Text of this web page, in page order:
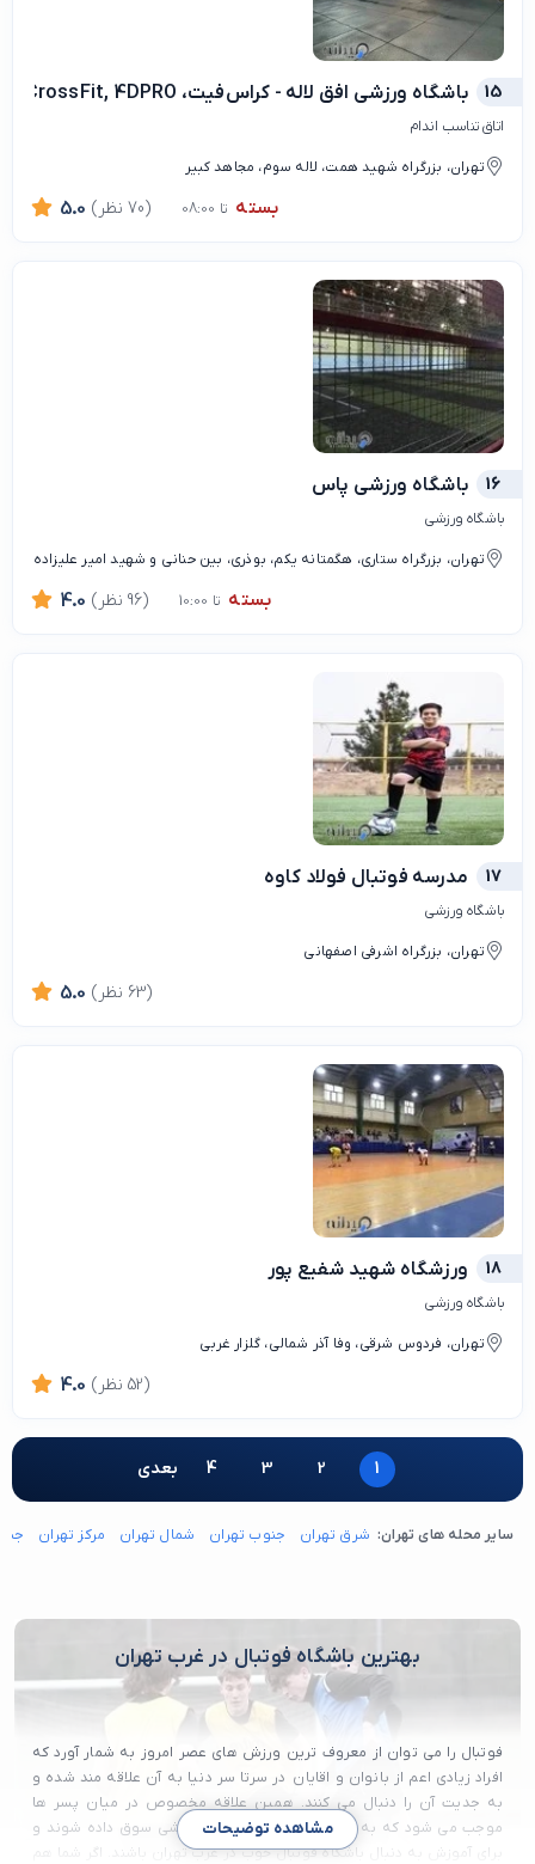
15 باشگاه ورزشی افق لاله - کراس‌فیت، TRX, CrossFit, 4DPRO
اتاق تناسب اندام
تهران، بزرگراه شهید همت، لاله سوم، مجاهد کبیر
بسته تا 08:00 5.0 (70 نظر)
16 باشگاه ورزشی پاس
باشگاه ورزشی
تهران، بزرگراه ستاری، هگمتانه یکم، بوذری، بین حنانی و شهید امیر علیزاده
بسته تا 10:00 4.0 (96 نظر)
17 مدرسه فوتبال فولاد کاوه
باشگاه ورزشی
تهران، بزرگراه اشرفی اصفهانی
5.0 (63 نظر)
18 ورزشگاه شهید شفیع پور
باشگاه ورزشی
تهران، فردوس شرقی، وفا آذر شمالی، گلزار غربی
4.0 (52 نظر)
1
2
3
4 بعدی
سایر محله های تهران: شرق تهران جنوب تهران شمال تهران مرکز تهران
بهترین باشگاه فوتبال در غرب تهران
فوتبال را می توان از معروف ترین ورزش های عصر امروز به شمار آورد که
افراد زیادی اعم از بانوان و اقایان در سرتا سر دنیا به آن علاقه مند شده و
به جدیت آن را دنبال می کنند. همین علاقه مخصوص در میان پسر ها
موجب می شود که به سمت آموزش این رشته ورزشی سوق داده شوند و
برای آموزش به دنبال باشگاه فوتبال خوب در غرب تهران باشند. اگر شما هم
مشاهده توضیحات